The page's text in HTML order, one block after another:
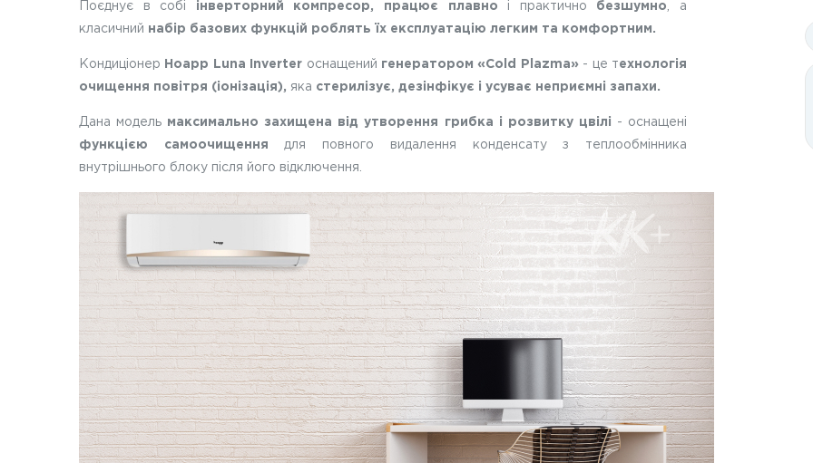
Поєднує в собі інверторний компресор, працює плавно і практично безшумно , а
класичний набір базових функцій роблять їх експлуатацію легким та комфортним.
Кондиціонер Hoapp Luna Inverter оснащений генератором «Cold Plazma»- це технологія
очищення повітря (іонізація), яка стерилізує, дезінфікує і усуває неприємні запахи.
Дана модель максимально захищена від утворення грибка і розвитку цвілі - оснащені
функцією самоочищення для повного видалення конденсату з теплообмінника
внутрішнього блоку після його відключення.